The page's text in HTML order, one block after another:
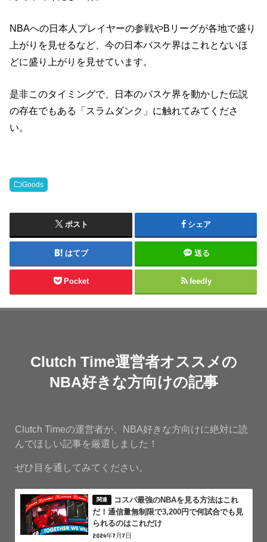
NBAへの日本人プレイヤーの参戦やBリーグが各地で盛り
上がりを見せるなど、今の日本バスケ界はこれとないほ
どに盛り上がりを見せています。
是非このタイミングで、日本のバスケ界を動かした伝説
の存在でもある「スラムダンク」に触れてみてくださ
い。
Goods
ポスト シェア
はてブ 送る
Pocket feedly
Clutch Time運営者オススメの
NBA好きな方向けの記事
Clutch Timeの運営者が、NBA好きな方向けに絶対に読
んでほしい記事を厳選しました！
ぜひ目を通してみてください。
コスパ最強のNBAを見る方法はこれ
だ！通信量無制限で3,200円で何試合でも見
られるのはこれだけ
2024年7月7日